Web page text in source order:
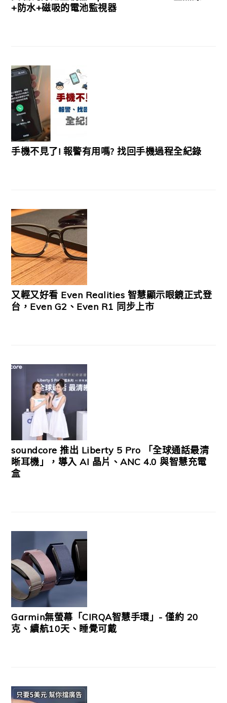
+防水+磁吸的電池監視器
手機不見了! 報警有用嗎? 找回手機過程全紀錄
又輕又好看 Even Realities 智慧顯示眼鏡正式登
台，Even G2、Even R1 同步上市
soundcore 推出 Liberty 5 Pro 「全球通話最清
晰耳機」，導入 AI 晶片、ANC 4.0 與智慧充電
盒
Garmin無螢幕「CIRQA智慧手環」- 僅約 20
克、續航10天、睡覺可戴